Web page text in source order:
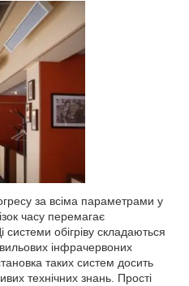
за всіма параметрами у
часу перемагає
обігріву складаються
інфрачервоних
таких систем досить
технічних знань. Прості